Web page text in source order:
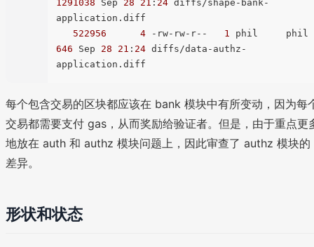
1291038 Sep 28 21 : 24 diffs/shape-bank-
application.diff
522956
4 -rw-rw-r-- 1
646 Sep 28 21 : 24 diffs/data-authz-
每个包含交易的区块都应该在 bank 模块中有所变动，因为每
交易都需要支付 gas，从而奖励给验证者。但是，由于重点更
地放在 auth 和 authz 模块问题上，因此审查了 authz 模块的
差异。
形状和状态